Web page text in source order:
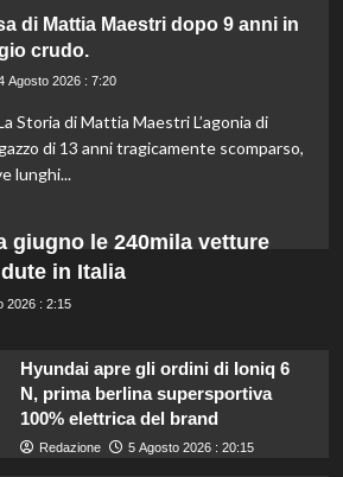
di Mattia Maestri dopo 9 anni in
crudo.
Agosto 2026 : 7:20
Storia di Mattia Maestri L’agonia di
di 13 anni tragicamente scomparso,
lunghi...
giugno le 240mila vetture
in Italia
2026 : 2:15
Hyundai apre gli ordini di Ioniq 6
N, prima berlina supersportiva
100% elettrica del brand
Redazione 5 Agosto 2026 : 20:15